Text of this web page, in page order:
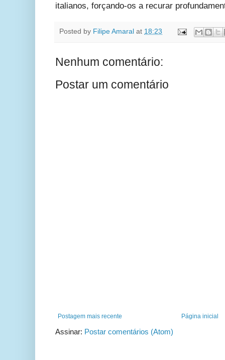
italianos, forçando-os a recurar
Posted by Filipe Amaral at 18:23
Nenhum comentário:
Postar um comentário
Postagem mais recente Página inicial
Assinar: Postar comentários (Atom)